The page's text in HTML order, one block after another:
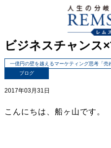
ビジネスチャンス
一億円の壁を越えるマーケティング思考「売
ブログ
2017年03月31日
こんにちは、船ヶ山です。